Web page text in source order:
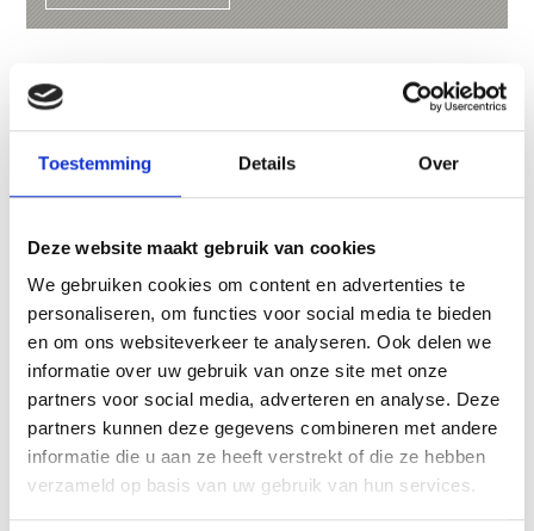
Toestemming Details Over
Deze website maakt gebruik van cookies
We gebruiken cookies om content en advertenties te
personaliseren, om functies voor social media te bieden
en om ons websiteverkeer te analyseren. Ook delen we
informatie over uw gebruik van onze site met onze
partners voor social media, adverteren en analyse. Deze
partners kunnen deze gegevens combineren met andere
informatie die u aan ze heeft verstrekt of die ze hebben
verzameld op basis van uw gebruik van hun services.
VISITOR CENTRE CULTURAMARTELL
The visitor centre culturamartell is in the Val
Martello next to the sports and leisure centre